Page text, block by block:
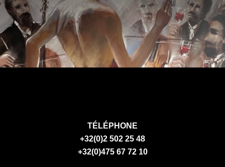
TÉLÉPHONE
+32(0)2 502 25 48
+32(0)475 67 72 10